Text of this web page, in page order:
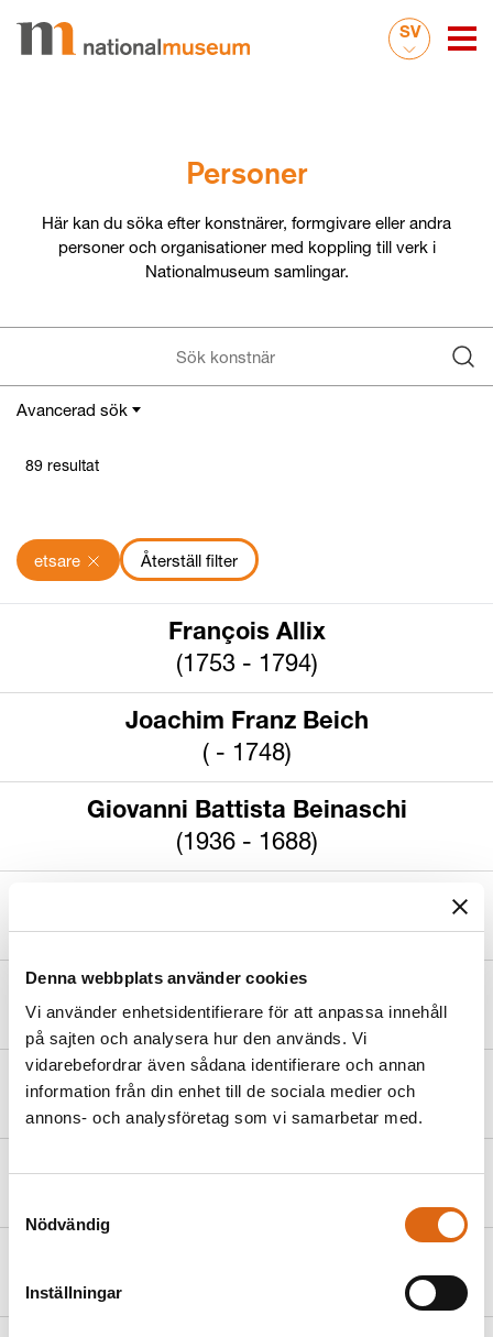
Denna webbplats använder cookies
Vi använder enhetsidentifierare för att anpassa innehåll
på sajten och analysera hur den används. Vi
vidarebefordrar även sådana identifierare och annan
information från din enhet till de sociala medier och
annons- och analysföretag som vi samarbetar med.
Nödvändig
Inställningar
SV
Personer
Här kan du söka efter konstnärer, formgivare eller andra
personer och organisationer med koppling till verk i
Nationalmuseum samlingar.
Avancerad sök
Datering
Sök Platsinformation
Kön
89 resultat
etsare Återställ filter
François Allix
(1753 - 1794)
Joachim Franz Beich
( - 1748)
Giovanni Battista Beinaschi
(1936 - 1688)
(1837 - 1910)
Karl Blechen
(1798 - 1840)
Louis Bouquet
(1765 - 1814)
Joseph Brecheisen